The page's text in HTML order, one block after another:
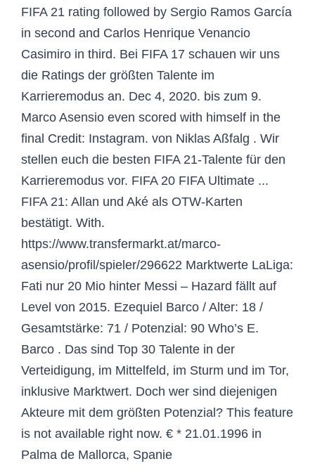
FIFA 21 rating followed by Sergio Ramos García
in second and Carlos Henrique Venancio
Casimiro in third. Bei FIFA 17 schauen wir uns
die Ratings der größten Talente im
Karrieremodus an. Dec 4, 2020. bis zum 9.
Marco Asensio even scored with himself in the
final Credit: Instagram. von Niklas Aßfalg . Wir
stellen euch die besten FIFA 21-Talente für den
Karrieremodus vor. FIFA 20 FIFA Ultimate ...
FIFA 21: Allan und Aké als OTW-Karten
bestätigt. With.
https://www.transfermarkt.at/marco-
asensio/profil/spieler/296622 Marktwerte LaLiga:
Fati nur 20 Mio hinter Messi – Hazard fällt auf
Level von 2015. Ezequiel Barco / Alter: 18 /
Gesamtstärke: 71 / Potenzial: 90 Who’s E.
Barco . Das sind Top 30 Talente in der
Verteidigung, im Mittelfeld, im Sturm und im Tor,
inklusive Marktwert. Doch wer sind diejenigen
Akteure mit dem größten Potenzial? This feature
is not available right now. € * 21.01.1996 in
Palma de Mallorca, Spanie